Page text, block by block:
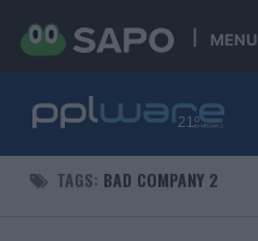
MENU
TAGS: BAD COMPANY 2